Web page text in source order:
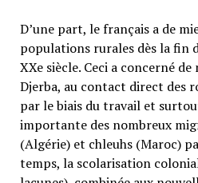
D’une part, le français a de
populations rurales dès la fin
XXe siècle. Ceci a concerné
Djerba, au contact direct des
par le biais du travail et
importante des nombreux
(Algérie) et chleuhs (Maroc)
temps, la scolarisation